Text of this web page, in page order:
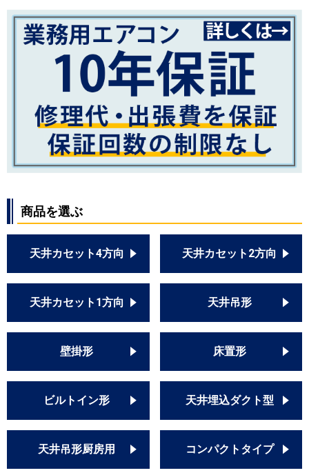
商品を選ぶ
天井カセット4方向 天井カセット2方向
天井カセット1方向 天井吊形
壁掛形 床置形
ビルトイン形 天井埋込ダクト型
天井吊形厨房用 コンパクトタイプ